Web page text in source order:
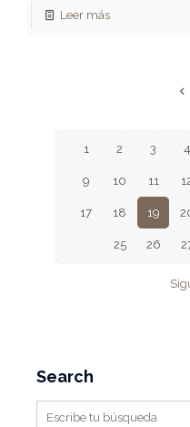
Leer más
1 2 3 4
9 10 11
17 18 19
25 26
Search